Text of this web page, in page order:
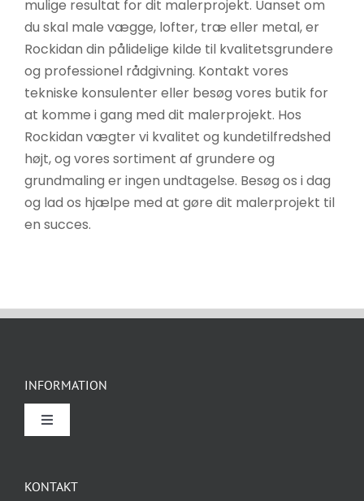
mulige resultat for dit malerprojekt. Uanset om
du skal male vægge, lofter, træ eller metal, er
Rockidan din pålidelige kilde til kvalitetsgrundere
og professionel rådgivning. Kontakt vores
tekniske konsulenter eller besøg vores butik for
at komme i gang med dit malerprojekt. Hos
Rockidan vægter vi kvalitet og kundetilfredshed
højt, og vores sortiment af grundere og
grundmaling er ingen undtagelse. Besøg os i dag
og lad os hjælpe med at gøre dit malerprojekt til
en succes.
KONTAKT
INFORMATION
Toggle